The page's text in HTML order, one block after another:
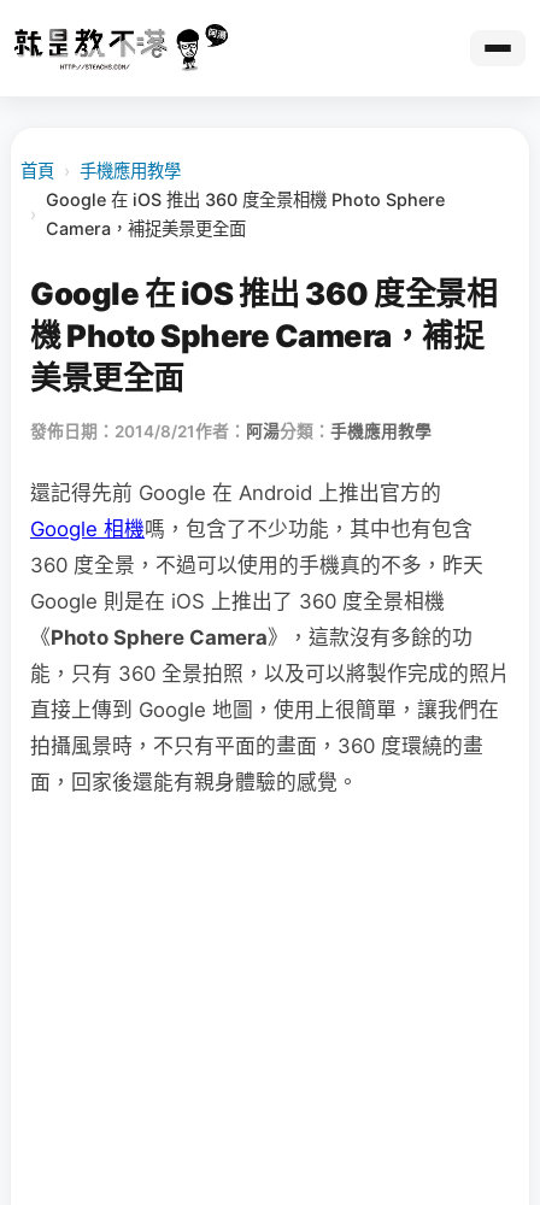
首頁 › 手機應用教學
›
Google 在 iOS 推出 360 度全景相機 Photo Sphere
Camera，補捉美景更全面
Google 在 iOS 推出 360 度全景相
機 Photo Sphere Camera，補捉
美景更全面
發佈日期：2014/8/21作者： 阿湯分類： 手機應用教學
還記得先前 Google 在 Android 上推出官方的
Google 相機嗎，包含了不少功能，其中也有包含
360 度全景，不過可以使用的手機真的不多，昨天
Google 則是在 iOS 上推出了 360 度全景相機
《Photo Sphere Camera》，這款沒有多餘的功
能，只有 360 全景拍照，以及可以將製作完成的照片
直接上傳到 Google 地圖，使用上很簡單，讓我們在
拍攝風景時，不只有平面的畫面，360 度環繞的畫
面，回家後還能有親身體驗的感覺。